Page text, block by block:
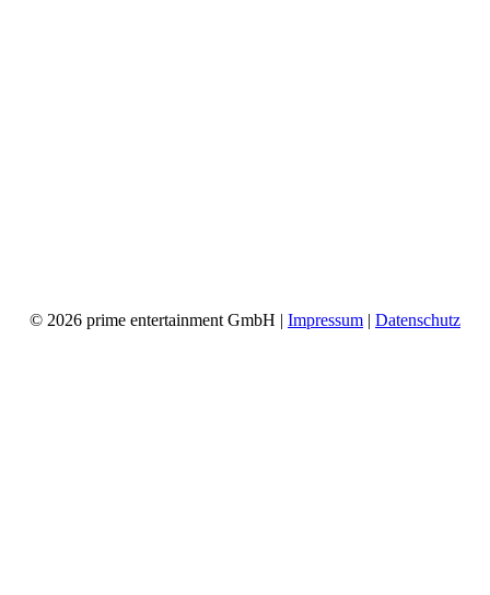
© 2026 prime entertainment GmbH | Impressum | Datenschutz